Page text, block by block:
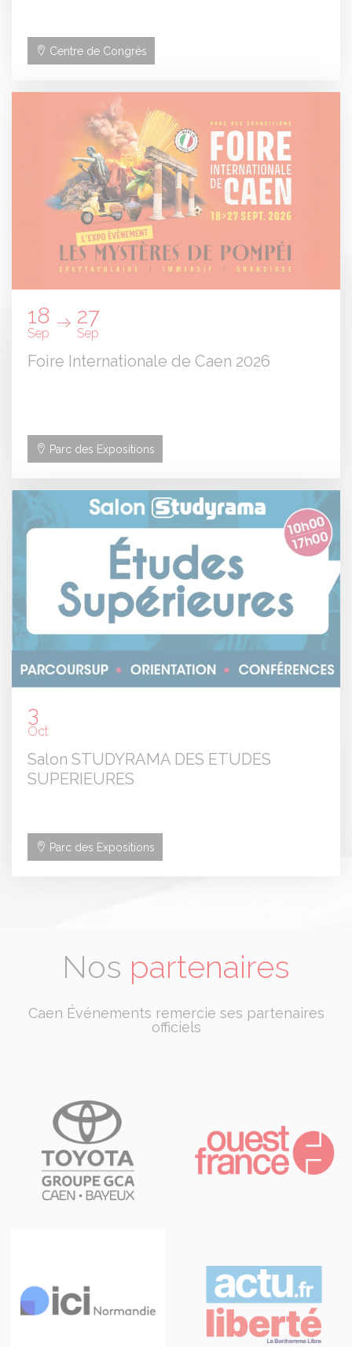
Centre de Congrès
18
Sep
27
Sep
Foire Internationale de Caen 2026
Parc des Expositions
3
Oct
Salon STUDYRAMA DES ETUDES
SUPERIEURES
Parc des Expositions
Nos partenaires
Caen Événements remercie ses partenaires
officiels
Panneau de gestion des cookies